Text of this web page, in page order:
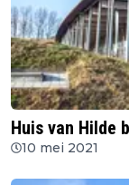
Huis van Hilde
10 mei 2021